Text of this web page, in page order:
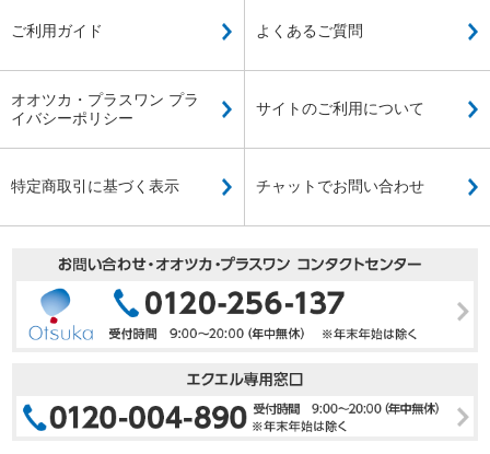
ご利用ガイド よくあるご質問
オオツカ・プラスワン プラ
イバシーポリシー
サイトのご利用について
特定商取引に基づく表示 チャットでお問い合わせ